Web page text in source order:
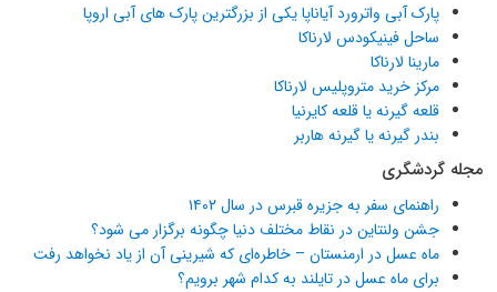
پارک آبی واترورد آیاناپا یکی از بزرگترین پارک های آبی اروپا
ساحل فینیکودس لارناکا
مارینا لارناکا
مرکز خرید متروپلیس لارناکا
قلعه گیرنه یا قلعه کایرنیا
بندر گیرنه یا گیرنه هاربر
مجله گردشگری
راهنمای سفر به جزیره قبرس در سال ۱۴۰۲
جشن ولنتاین در نقاط مختلف دنیا چگونه برگزار می شود؟
ماه عسل در ارمنستان – خاطره‌ای که شیرینی آن از یاد نخواهد رفت
برای ماه عسل در تایلند به کدام شهر برویم؟